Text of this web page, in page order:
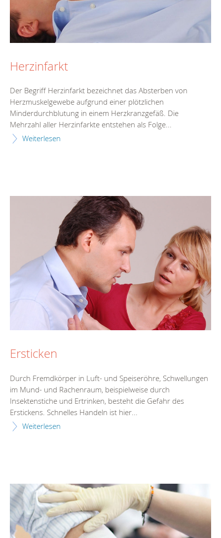
Herzinfarkt
Der Begriff Herzinfarkt bezeichnet das Absterben von
Herzmuskelgewebe aufgrund einer plötzlichen
Minderdurchblutung in einem Herzkranzgefäß. Die
Mehrzahl aller Herzinfarkte entstehen als Folge...
Weiterlesen
Ersticken
Durch Fremdkörper in Luft- und Speiseröhre, Schwellungen
im Mund- und Rachenraum, beispielweise durch
Insektenstiche und Ertrinken, besteht die Gefahr des
Erstickens. Schnelles Handeln ist hier...
Weiterlesen